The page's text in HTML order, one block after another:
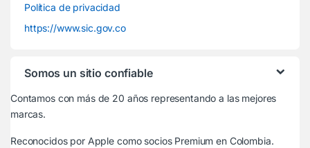
Política de privacidad
https://www.sic.gov.co
Somos un sitio confiable
Contamos con más de 20 años representando a las mejores
marcas.
Reconocidos por Apple como socios Premium en Colombia.